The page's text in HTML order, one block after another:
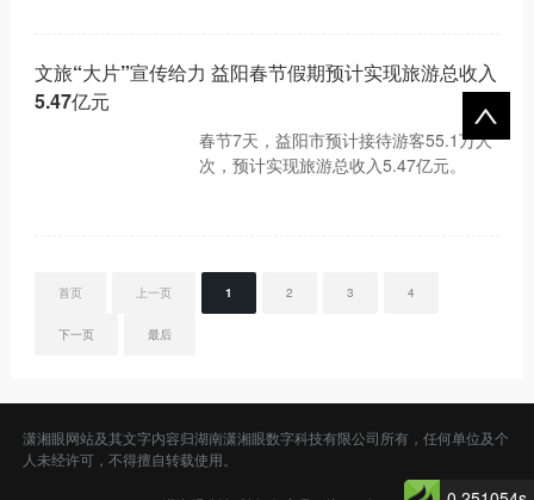
文旅“大片”宣传给力 益阳春节假期预计实现旅游总收入
5.47亿元
春节7天，益阳市预计接待游客55.1万人
次，预计实现旅游总收入5.47亿元。
首页 上一页 1 2 3 4
下一页 最后
潇湘眼网站及其文字内容归湖南潇湘眼数字科技有限公司所有，任何单位及个
人未经许可，不得擅自转载使用。